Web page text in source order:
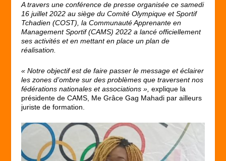
A travers une conférence de presse organisée ce samedi
16 juillet 2022 au siège du Comité Olympique et Sportif
Tchadien (COST), la Communauté Apprenante en
Management Sportif (CAMS) 2022 a lancé officiellement
ses activités et en mettant en place un plan de
réalisation.
« Notre objectif est de faire passer le message et éclairer
les zones d’ombre sur des problèmes que traversent nos
fédérations nationales et associations »,explique la
présidente de CAMS, Me Grâce Gag Mahadi par ailleurs
juriste de formation.